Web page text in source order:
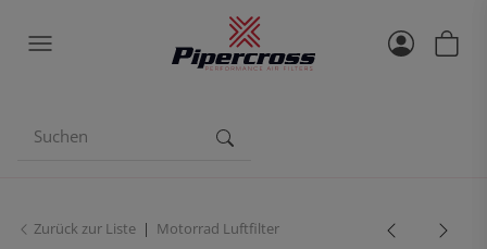
Zurück zur Liste Motorrad Luftfilter